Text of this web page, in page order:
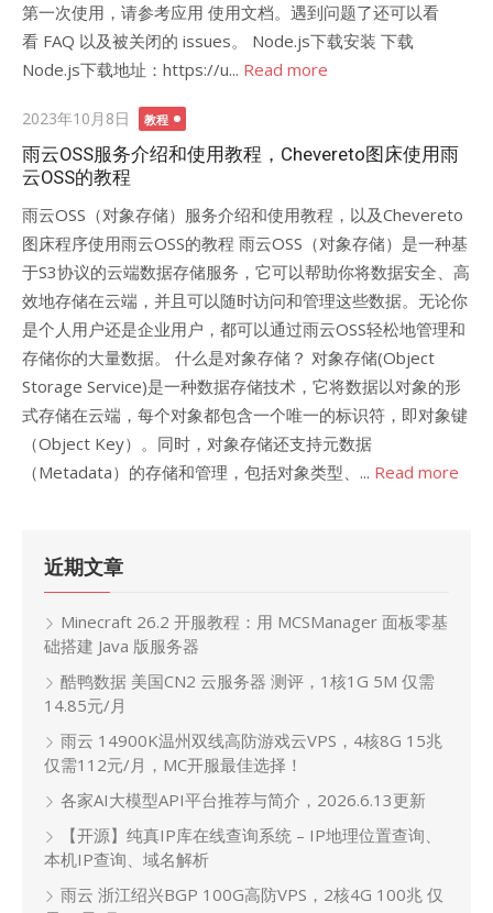
第一次使用，请参考应用 使用文档。遇到问题了还可以看
看 FAQ 以及被关闭的 issues。 Node.js下载安装 下载
Node.js下载地址：https://u... Read more
Posted
on
2023年10月8日 教程
雨云OSS服务介绍和使用教程，Chevereto图床使用雨
云OSS的教程
雨云OSS（对象存储）服务介绍和使用教程，以及Chevereto
图床程序使用雨云OSS的教程 雨云OSS（对象存储）是一种基
于S3协议的云端数据存储服务，它可以帮助你将数据安全、高
效地存储在云端，并且可以随时访问和管理这些数据。无论你
是个人用户还是企业用户，都可以通过雨云OSS轻松地管理和
存储你的大量数据。 什么是对象存储？ 对象存储(Object
Storage Service)是一种数据存储技术，它将数据以对象的形
式存储在云端，每个对象都包含一个唯一的标识符，即对象键
（Object Key）。同时，对象存储还支持元数据
（Metadata）的存储和管理，包括对象类型、... Read more
近期文章
Minecraft 26.2 开服教程：用 MCSManager 面板零基
础搭建 Java 版服务器
酷鸭数据 美国CN2 云服务器 测评，1核1G 5M 仅需
14.85元/月
雨云 14900K温州双线高防游戏云VPS，4核8G 15兆
仅需112元/月，MC开服最佳选择！
各家AI大模型API平台推荐与简介，2026.6.13更新
【开源】纯真IP库在线查询系统 – IP地理位置查询、
本机IP查询、域名解析
雨云 浙江绍兴BGP 100G高防VPS，2核4G 100兆 仅